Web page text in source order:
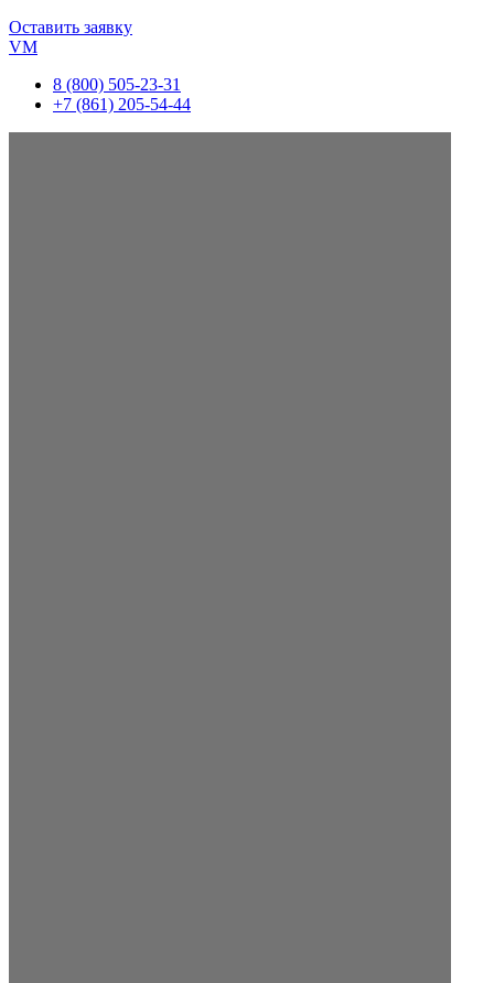
Оставить заявку
VM
8 (800) 505-23-31
+7 (861) 205-54-44